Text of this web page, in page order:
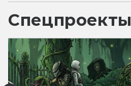
Спецпроекты